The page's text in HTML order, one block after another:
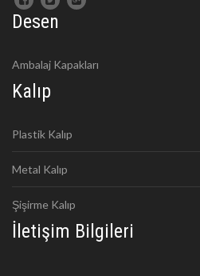
Desen
Ambalaj Kapakları
Kalıp
Plastik Kalıp
Metal Kalıp
Şişirme Kalıp
İletişim Bilgileri